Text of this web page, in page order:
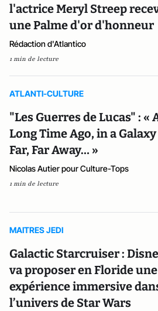
l'actrice Meryl Streep
une Palme d'or d'honneur
Rédaction d'Atlantico
1 min de lecture
ATLANTI-CULTURE
"Les Guerres de Lucas" : «
Long Time Ago, in a Galaxy
Far, Far Away… »
Nicolas Autier pour Culture-Tops
1 min de lecture
MAITRES JEDI
Galactic Starcruiser :
va proposer en Floride une
expérience immersive
l’univers de Star Wars